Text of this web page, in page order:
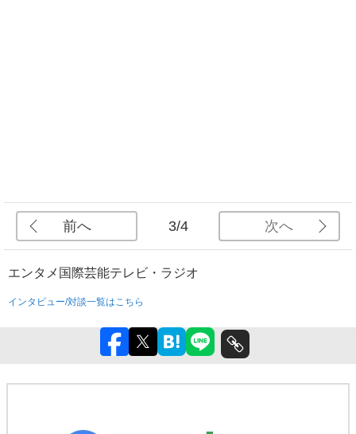
前へ 3/4 次へ
エンタメ 国際芸能テレビ・ラジオ
インタビュー/対談一覧はこちら